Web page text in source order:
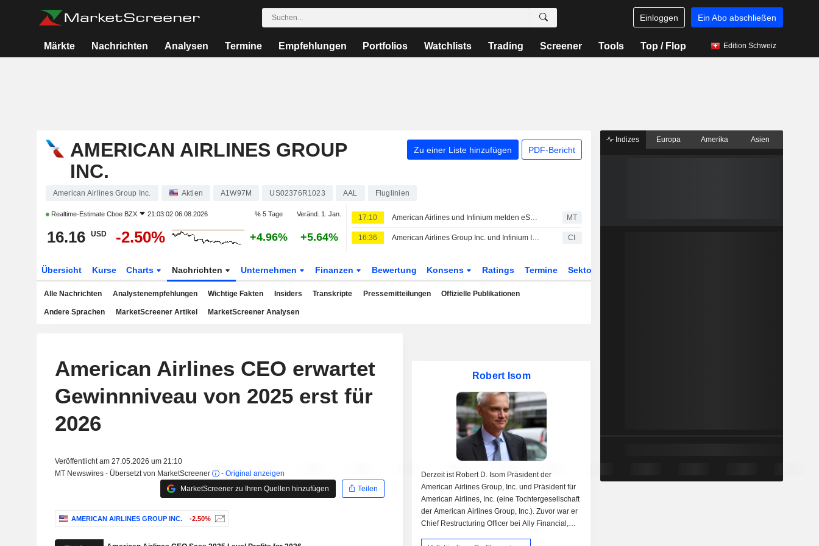
Einloggen Ein Abo abschließen
Märkte Nachrichten Analysen Termine Empfehlungen Portfolios Watchlists Trading Screener Tools Top / Flop Edition Schweiz
AMERICAN AIRLINES GROUP
INC.
Zu einer Liste hinzufügen PDF-Bericht
American Airlines Group Inc. Aktien A1W97M US02376R1023 AAL Fluglinien
Realtime-Estimate Cboe BZX 21:03:02 06.08.2026 % 5 Tage Veränd. 1. Jan.
16.16 USD -2.50% +4.96% +5.64%
17:10 American Airlines und Infinium melden eSAF-Lieferung für kommerziellen Linienflug MT
16:36 American Airlines Group Inc. und Infinium Inc. kündigen kommerziellen Passagierflug mit elektro-basiertem Sustainable Aviation Fuel an CI
Übersicht Kurse Charts Nachrichten Unternehmen Finanzen Bewertung Konsens Ratings Termine Sektor
Alle Nachrichten Analystenempfehlungen Wichtige Fakten Insiders Transkripte Pressemitteilungen Offizielle Publikationen
Andere Sprachen MarketScreener Artikel MarketScreener Analysen
American Airlines CEO erwartet
Gewinnniveau von 2025 erst für
2026
Veröffentlicht am 27.05.2026 um 21:10
MT Newswires - Übersetzt von MarketScreener
- Original anzeigen
MarketScreener zu Ihren Quellen hinzufügen
Teilen
AMERICAN AIRLINES GROUP INC. -2.50%
Robert Isom
Derzeit ist Robert D. Isom Präsident der
American Airlines Group, Inc. und Präsident für
American Airlines, Inc. (eine Tochtergesellschaft
der American Airlines Group, Inc.). Zuvor war er
Chief Restructuring Officer bei Ally Financial,
Indizes Europa Amerika Asien